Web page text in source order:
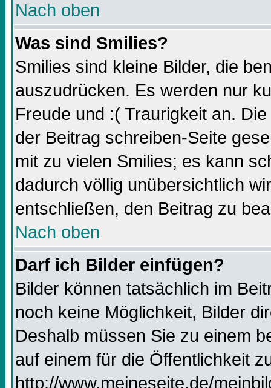
Nach oben
Was sind Smilies?
Smilies sind kleine Bilder, die
auszudrücken. Es werden nur
Freude und :( Traurigkeit an.
der Beitrag schreiben-Seite
mit zu vielen Smilies; es kann
dadurch völlig unübersichtlich
entschließen, den Beitrag zu
Nach oben
Darf ich Bilder einfügen?
Bilder können tatsächlich im
noch keine Möglichkeit, Bilder
Deshalb müssen Sie zu einem
auf einem für die Öffentlichkeit
http://www.meineseite.de/